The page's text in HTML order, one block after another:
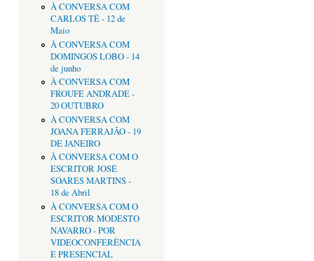
À CONVERSA COM
CARLOS TÊ - 12 de
Maio
À CONVERSA COM
DOMINGOS LOBO - 14
de junho
À CONVERSA COM
FROUFE ANDRADE -
20 OUTUBRO
À CONVERSA COM
JOANA FERRAJÃO - 19
DE JANEIRO
À CONVERSA COM O
ESCRITOR JOSÉ
SOARES MARTINS -
18 de Abril
À CONVERSA COM O
ESCRITOR MODESTO
NAVARRO - POR
VIDEOCONFERÊNCIA
E PRESENCIAL